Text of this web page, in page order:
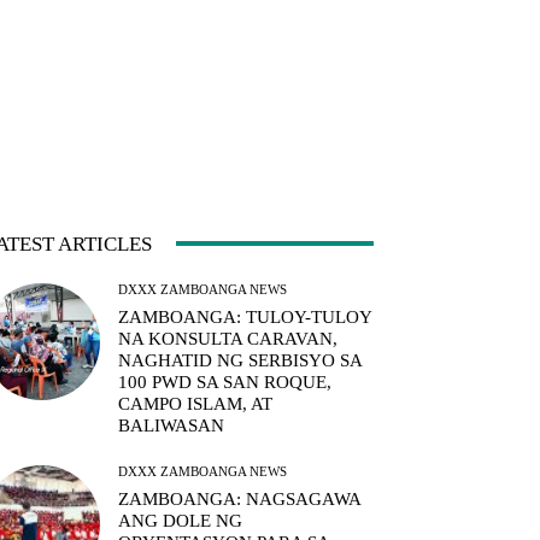
ARTICLES
DXXX ZAMBOANGA NEWS
ZAMBOANGA: TULOY-TULOY
NA KONSULTA CARAVAN,
NAGHATID NG SERBISYO SA
100 PWD SA SAN ROQUE,
CAMPO ISLAM, AT
BALIWASAN
DXXX ZAMBOANGA NEWS
ZAMBOANGA: NAGSAGAWA
ANG DOLE NG